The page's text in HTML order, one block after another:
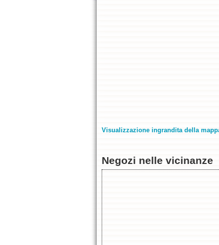
Visualizzazione ingrandita della
Negozi nelle vicinanze